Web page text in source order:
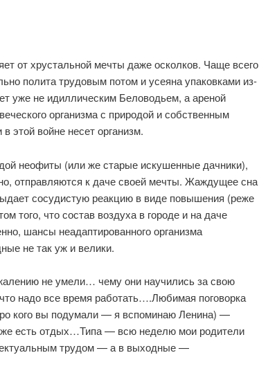
от хрустальной мечты даже осколков. Чаще всего
полита трудовым потом и усеяна упаковками из-
уже не идиллическим Беловодьем, а ареной
организма с природой и собственным
этой войне несет организм.
неофиты (или же старые искушенные дачники),
отправляются к даче своей мечты. Жаждущее сна
сосудистую реакцию в виде повышения (реже
того, что состав воздуха в городе и на даче
шансы неадаптированного организма
не так уж и велики.
не умели… чему они научились за свою
надо все время работать….Любимая поговорка
кого вы подумали — я вспоминаю Ленина) —
есть отдых…Типа — всю неделю мои родители
трудом — а в выходные —